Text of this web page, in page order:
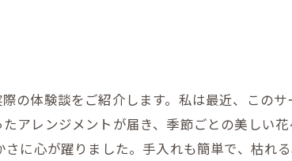
の体験談をご紹介します。私は最近、このサ
アレンジメントが届き、季節ごとの美しい花
に心が躍りました。手入れも簡単で、枯れ